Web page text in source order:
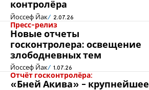
контролёра
Йоссеф Йак 2.07.26
Пресс-релиз
Новые отчеты
госконтролера: освещение
злободневных тем
Йоссеф Йак 1.07.26
Отчёт госконтролёра:
«Бней Акива» - крупнейшее